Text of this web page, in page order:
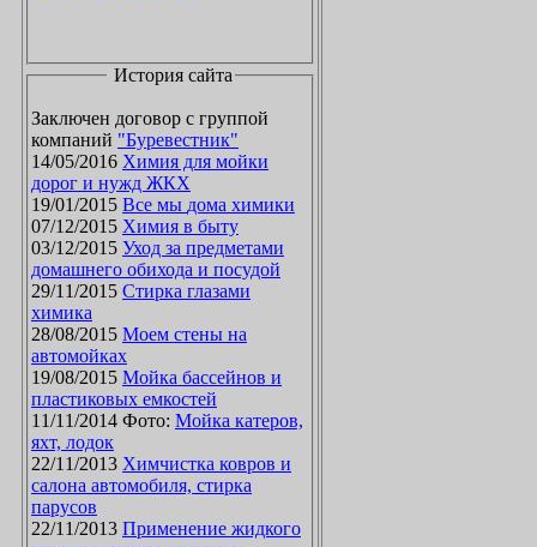
История сайта
Заключен договор с группой
компаний "Буревестник"
14/05/2016 Химия для мойки
дорог и нужд ЖКХ
19/01/2015
Все мы дома химики
07/12/2015 Химия в быту
03/12/2015 Уход за предметами
домашнего обихода и посудой
29/11/2015 Стирка глазами
химика
28/08/2015 Моем стены на
автомойках
19/08/2015 Мойка бассейнов и
пластиковых емкостей
11/11/2014 Фото: Мойка катеров,
яхт, лодок
22/11/2013 Химчистка ковров и
салона автомобиля, стирка
парусов
22/11/2013 Применение жидкого